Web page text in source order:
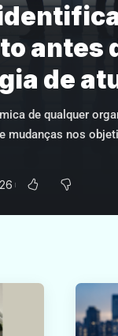
antes
de
de qualquer
mudanças nos